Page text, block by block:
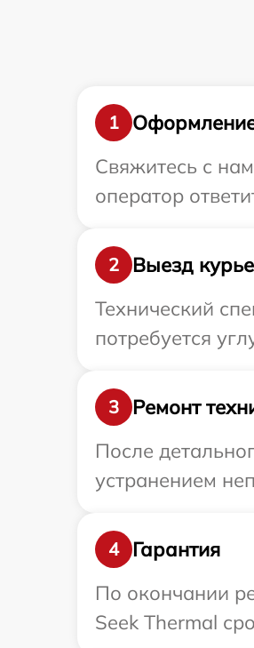
1
Свяжитесь с
оператор
2
Выезд
Технический
потребуется
3
Ремонт
После
устранением
4
Гарантия
По окончании
Seek Thermal